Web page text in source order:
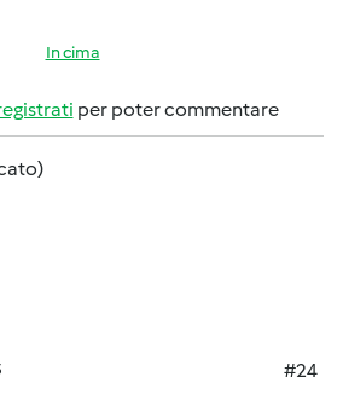
In cima
per poter commentare
#24